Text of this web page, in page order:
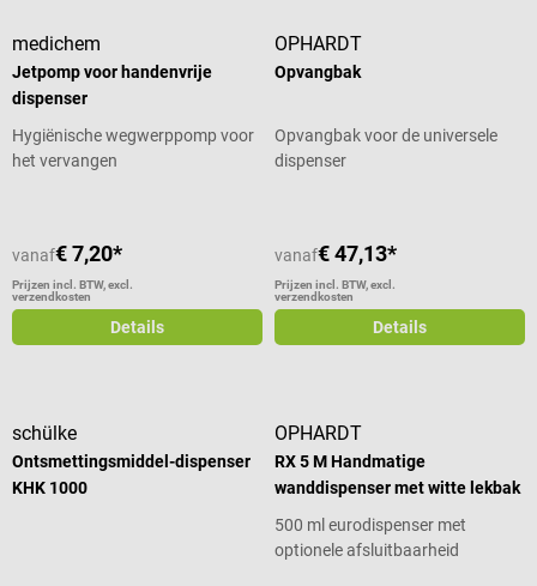
medichem
Jetpomp voor handenvrije
dispenser
Hygiënische wegwerppomp voor
het vervangen
vanaf€ 7,20*
Prijzen incl. BTW, excl.
verzendkosten
Details
OPHARDT
Opvangbak
Opvangbak voor de universele
dispenser
vanaf€ 47,13*
Prijzen incl. BTW, excl.
verzendkosten
Details
schülke
Ontsmettingsmiddel-dispenser
KHK 1000
OPHARDT
RX 5 M Handmatige
wanddispenser met witte lekbak
500 ml eurodispenser met
optionele afsluitbaarheid